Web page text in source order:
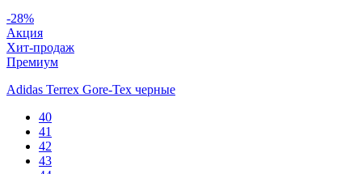
-28%
Акция
Хит-продаж
Премиум
Adidas Terrex Gore-Tex черные
40
41
42
43